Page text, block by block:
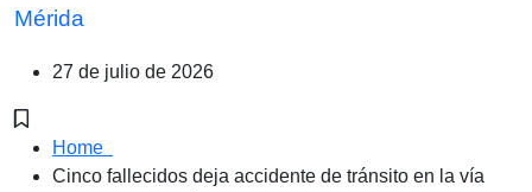
Mérida
27 de julio de 2026
Home
Cinco fallecidos deja accidente de tránsito en la vía